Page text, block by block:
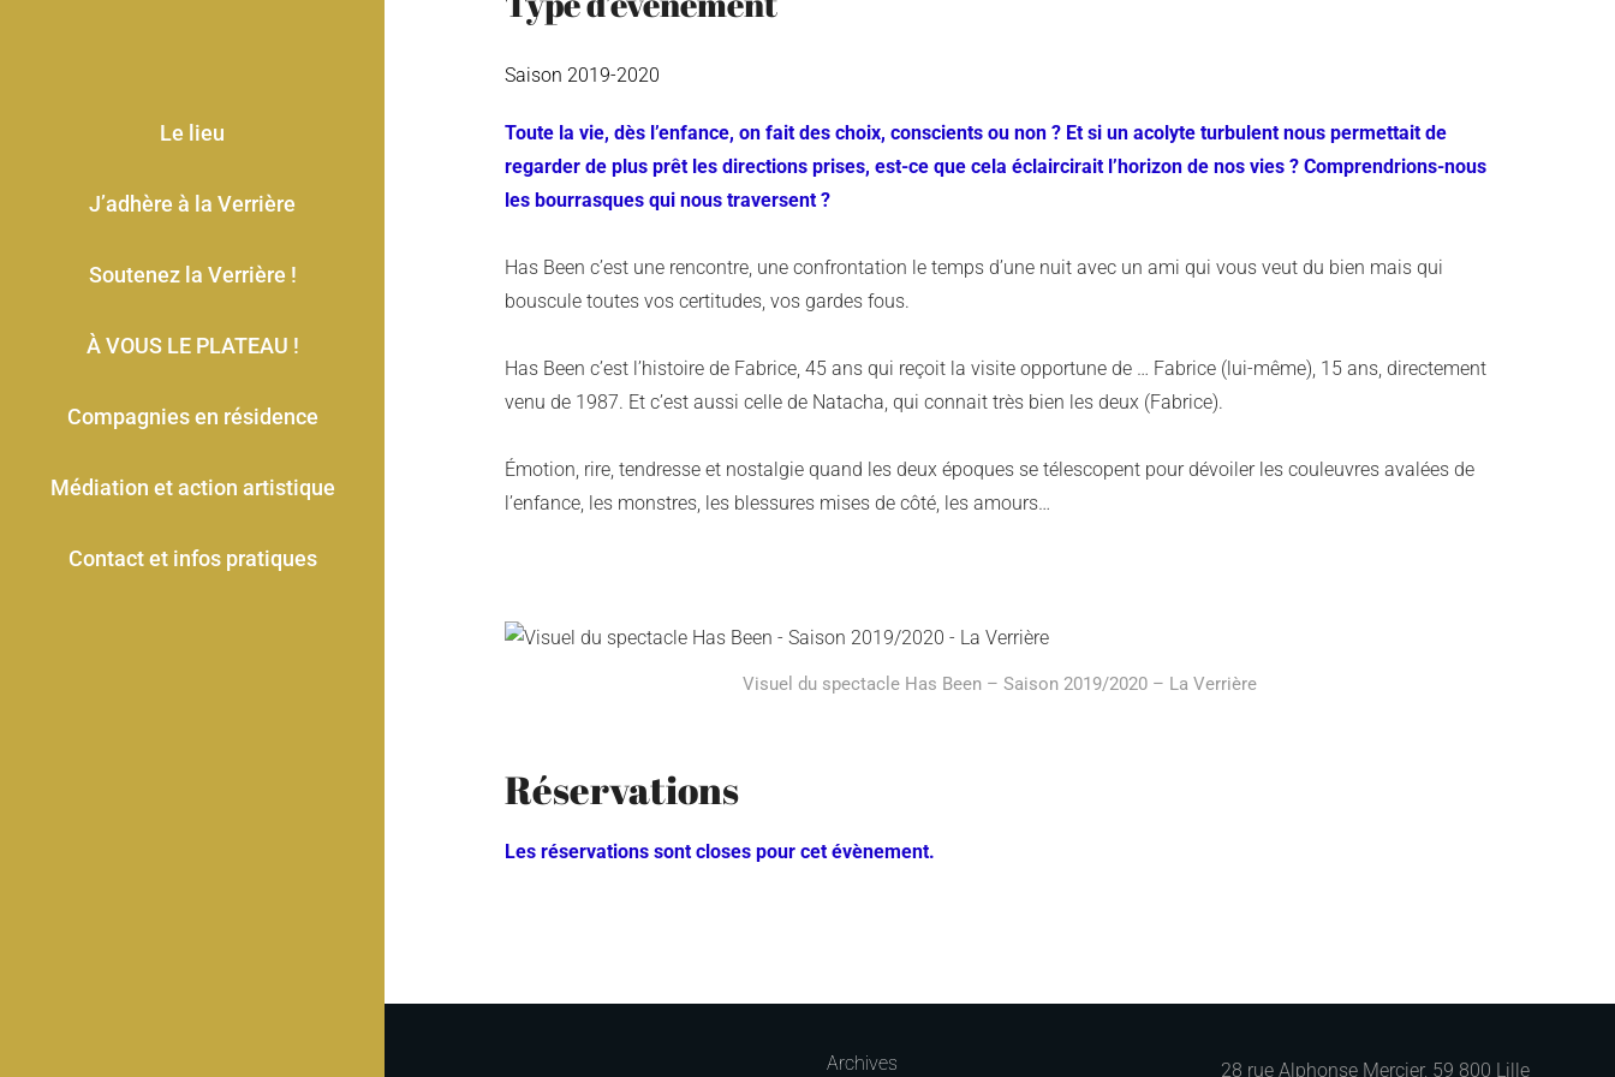
Le lieu
J’adhère à la Verrière
Soutenez la Verrière !
À VOUS LE PLATEAU !
Compagnies en résidence
Médiation et action artistique
Contact et infos pratiques
Saison 2019-2020
Toute la vie, dès l’enfance, on fait des choix, conscients ou non ? Et si un acolyte turbulent nous permettait de
regarder de plus prêt les directions prises, est-ce que cela éclaircirait l’horizon de nos vies ? Comprendrions-nous
les bourrasques qui nous traversent ?
Has Been c’est une rencontre, une confrontation le temps d’une nuit avec un ami qui vous veut du bien mais qui
bouscule toutes vos certitudes, vos gardes fous.
Has Been c’est l’histoire de Fabrice, 45 ans qui reçoit la visite opportune de … Fabrice (lui-même), 15 ans, directement
venu de 1987. Et c’est aussi celle de Natacha, qui connait très bien les deux (Fabrice).
Émotion, rire, tendresse et nostalgie quand les deux époques se télescopent pour dévoiler les couleuvres avalées de
l’enfance, les monstres, les blessures mises de côté, les amours…
Visuel du spectacle Has Been – Saison 2019/2020 – La Verrière
Réservations
Les réservations sont closes pour cet évènement.
Archives 28 rue Alphonse Mercier, 59 800 Lille